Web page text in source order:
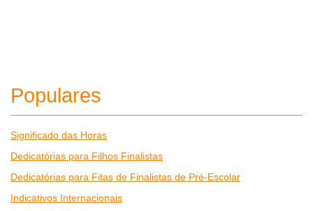
Populares
Significado das Horas
Dedicatórias para Filhos Finalistas
Dedicatórias para Fitas de Finalistas de Pré-Escolar
Indicativos Internacionais